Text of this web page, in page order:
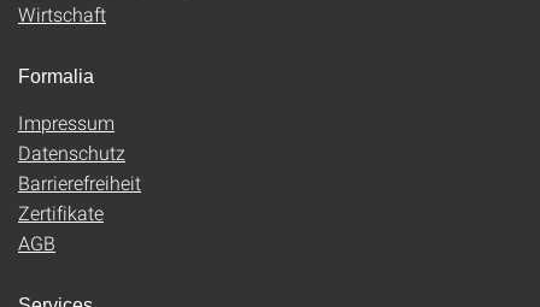
Wirtschaft
Formalia
Impressum
Datenschutz
Barrierefreiheit
Zertifikate
AGB